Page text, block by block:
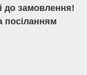
до замовлення!
посіланням